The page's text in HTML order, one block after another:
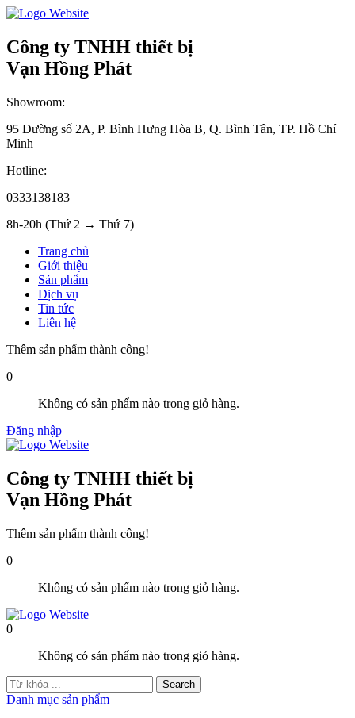
Công ty TNHH thiết bị
Vạn Hồng Phát
Showroom:
95 Đường số 2A, P. Bình Hưng Hòa B, Q. Bình Tân, TP. Hồ Chí
Minh
Hotline:
0333138183
8h-20h (Thứ 2 → Thứ 7)
Trang chủ
Giới thiệu
Sản phẩm
Dịch vụ
Tin tức
Liên hệ
Thêm sản phẩm thành công!
0
Không có sản phẩm nào trong giỏ hàng.
Đăng nhập
Công ty TNHH thiết bị
Vạn Hồng Phát
Thêm sản phẩm thành công!
0
Không có sản phẩm nào trong giỏ hàng.
0
Không có sản phẩm nào trong giỏ hàng.
Danh mục sản phẩm